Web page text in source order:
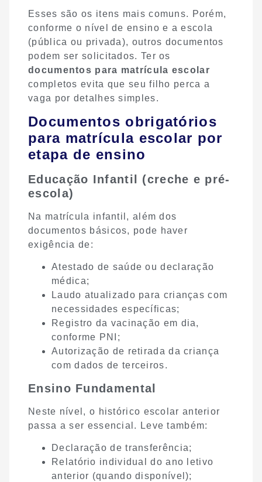
Esses são os itens mais comuns. Porém,
conforme o nível de ensino e a escola
(pública ou privada), outros documentos
podem ser solicitados. Ter os
documentos para matrícula escolar
completos evita que seu filho perca a
vaga por detalhes simples.
Documentos obrigatórios
para matrícula escolar por
etapa de ensino
Educação Infantil (creche e pré-
escola)
Na matrícula infantil, além dos
documentos básicos, pode haver
exigência de:
Atestado de saúde ou declaração
médica;
Laudo atualizado para crianças com
necessidades específicas;
Registro da vacinação em dia,
conforme PNI;
Autorização de retirada da criança
com dados de terceiros.
Ensino Fundamental
Neste nível, o histórico escolar anterior
passa a ser essencial. Leve também:
Declaração de transferência;
Relatório individual do ano letivo
anterior (quando disponível);